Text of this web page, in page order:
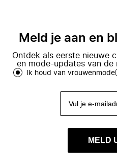
Meld je aan en
Ontdek als eerste nieuwe
en mode-updates van de
Ik houd van vrouwenmode
MELD